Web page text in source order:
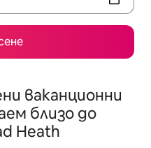
ваканционни
близо до
Heath